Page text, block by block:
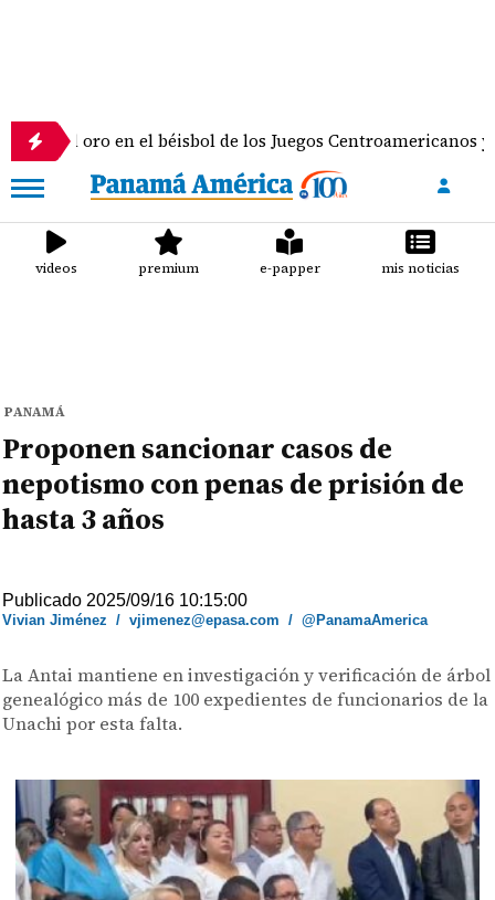
en el béisbol de los Juegos Centroamericanos y del
videos premium e-papper mis noticias
PANAMÁ
Proponen sancionar casos de
nepotismo con penas de prisión de
hasta 3 años
Publicado 2025/09/16 10:15:00
Vivian Jiménez /vjimenez@epasa.com /@PanamaAmerica
La Antai mantiene en investigación y verificación de árbol
genealógico más de 100 expedientes de funcionarios de la
Unachi por esta falta.